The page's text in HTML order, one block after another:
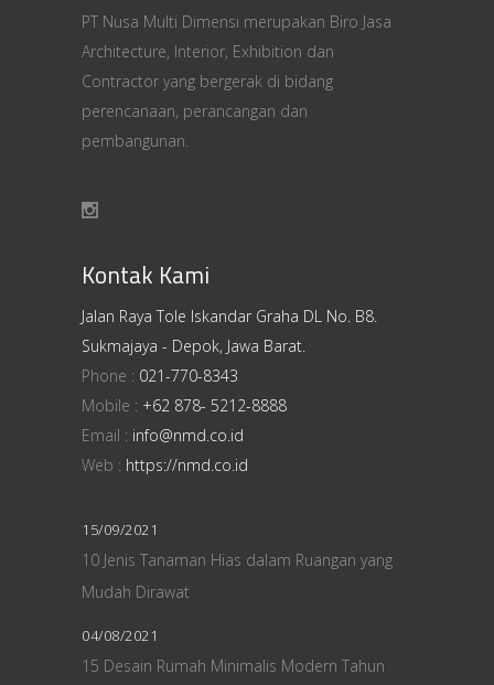
PT Nusa Multi Dimensi merupakan Biro Jasa
Architecture, Interior, Exhibition dan
Contractor yang bergerak di bidang
perencanaan, perancangan dan
pembangunan.
Kontak Kami
Jalan Raya Tole Iskandar Graha DL No. B8.
Sukmajaya - Depok, Jawa Barat.
Phone : 021-770-8343
Mobile : +62 878- 5212-8888
Email : info@nmd.co.id
Web : https://nmd.co.id
15/09/2021
10 Jenis Tanaman Hias dalam Ruangan yang
Mudah Dirawat
04/08/2021
15 Desain Rumah Minimalis Modern Tahun